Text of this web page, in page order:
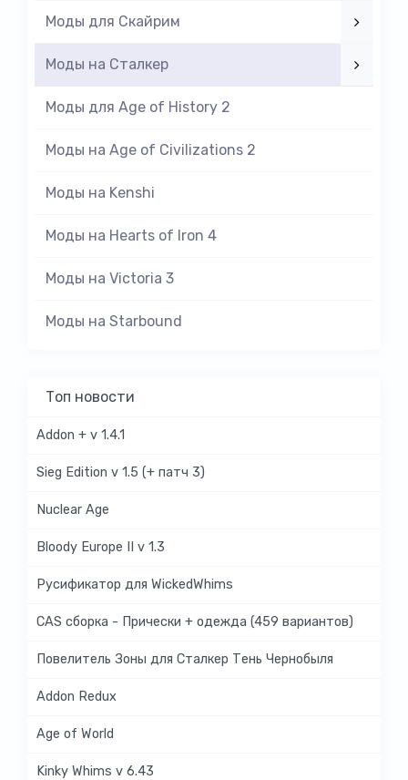
Моды для Скайрим
Моды на Cталкер
Моды для Age of History 2
Моды на Age of Civilizations 2
Моды на Kenshi
Моды на Hearts of Iron 4
Моды на Victoria 3
Моды на Starbound
Топ новости
Addon + v 1.4.1
Sieg Edition v 1.5 (+ патч 3)
Nuclear Age
Bloody Europe II v 1.3
Русификатор для WickedWhims
CAS сборка - Прически + одежда (459 вариантов)
Повелитель Зоны для Сталкер Тень Чернобыля
Addon Redux
Age of World
Kinky Whims v 6.43